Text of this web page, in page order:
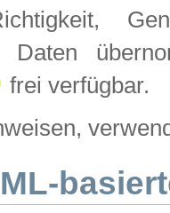
Daten
frei verfügbar.